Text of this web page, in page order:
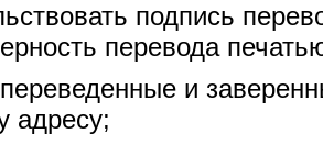
подпись
перевода
и
адресу;